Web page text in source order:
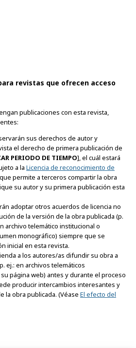
revistas que ofrecen acceso
publicaciones con esta revista,
sus derechos de autor y
el derecho de primera publicación de
PERIODO DE TIEMPO], el cuál estará
a la Licencia de reconocimiento de
que permite a terceros compartir la obra
su autor y su primera publicación esta
adoptar otros acuerdos de licencia no
de la versión de la obra publicada (p.
archivo telemático institucional o
monográfico) siempre que se
inicial en esta revista.
a los autores/as difundir su obra a
ej.: en archivos telemáticos
página web) antes y durante el proceso
producir intercambios interesantes y
la obra publicada. (Véase El efecto del